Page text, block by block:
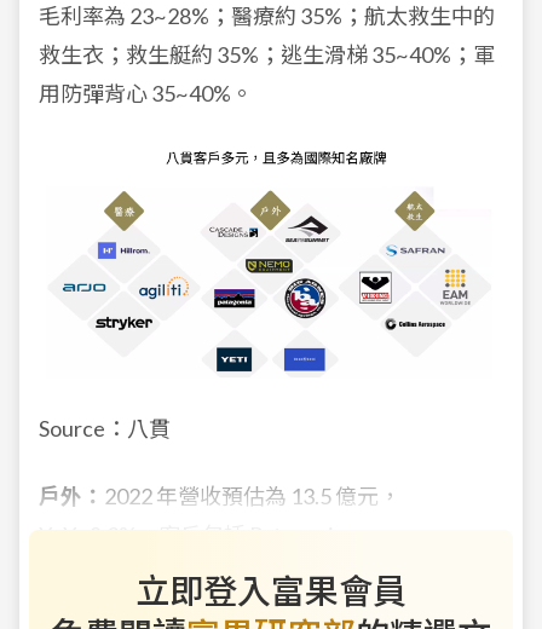
毛利率為 23~28%；醫療約 35%；航太救生中的
救生衣；救生艇約 35%；逃生滑梯 35~40%；軍
用防彈背心 35~40%。
Source：八貫
戶外： 2022 年營收預估為 13.5 億元，
YoY+8.3%。客戶包括 Patagonia
立即登入富果會員